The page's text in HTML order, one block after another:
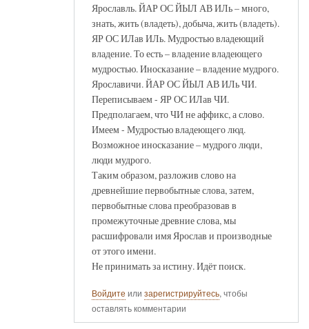
Ярославль. ЙАР ОС ЙЫЛ АВ ИЛь – много,
знать, жить (владеть), добыча, жить (владеть).
ЯР ОС ИЛав ИЛь. Мудростью владеющий
владение. То есть – владение владеющего
мудростью. Иносказание – владение мудрого.
Ярославичи. ЙАР ОС ЙЫЛ АВ ИЛь ЧИ.
Переписываем - ЯР ОС ИЛав ЧИ.
Предполагаем, что ЧИ не аффикс, а слово.
Имеем - Мудростью владеющего люд.
Возможное иносказание – мудрого люди,
люди мудрого.
Таким образом, разложив слово на
древнейшие первобытные слова, затем,
первобытные слова преобразовав в
промежуточные древние слова, мы
расшифровали имя Ярослав и производные
от этого имени.
Не принимать за истину. Идёт поиск.
Войдите или зарегистрируйтесь, чтобы
оставлять комментарии